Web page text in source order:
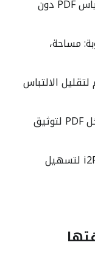
أداة مجانية عبر الإنترنت لقياس PDF دون
مساحة،
الالتباس
حفظ النتائج كتوضيحات داخل PDF لتوثيق
جزء من مجموعة أدوات i2PDF لتسهيل